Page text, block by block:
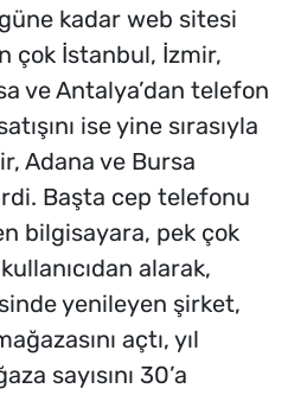
kadar web sitesi
çok İstanbul, İzmir,
ve Antalya’dan telefon
ise yine sırasıyla
Adana ve Bursa
Başta cep telefonu
bilgisayara, pek çok
alarak,
yenileyen şirket,
açtı, yıl
sayısını 30’a